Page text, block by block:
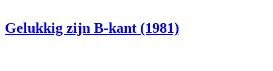
Gelukkig zijn B-kant (1981)